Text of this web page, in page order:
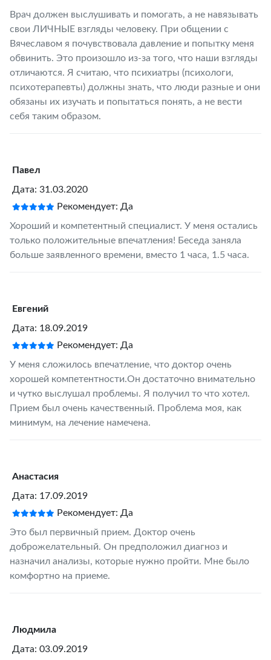
Врач должен выслушивать и помогать, а не навязывать
свои ЛИЧНЫЕ взгляды человеку. При общении с
Вячеславом я почувствовала давление и попытку меня
обвинить. Это произошло из-за того, что наши взгляды
отличаются. Я считаю, что психиатры (психологи,
психотерапевты) должны знать, что люди разные и они
обязаны их изучать и попытаться понять, а не вести
себя таким образом.
Павел
Дата: 31.03.2020
Рекомендует: Да
Хороший и компетентный специалист. У меня остались
только положительные впечатления! Беседа заняла
больше заявленного времени, вместо 1 часа, 1.5 часа.
Евгений
Дата: 18.09.2019
Рекомендует: Да
У меня сложилось впечатление, что доктор очень
хорошей компетентности.Он достаточно внимательно
и чутко выслушал проблемы. Я получил то что хотел.
Прием был очень качественный. Проблема моя, как
минимум, на лечение намечена.
Анастасия
Дата: 17.09.2019
Рекомендует: Да
Это был первичный прием. Доктор очень
доброжелательный. Он предположил диагноз и
назначил анализы, которые нужно пройти. Мне было
комфортно на приеме.
Людмила
Дата: 03.09.2019